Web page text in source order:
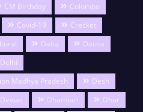
CM Birthday
Colombo
Covid-19
Crecket
Datia
Dausa
Delhi
Madhya Pradesh
Desh
Dewas Dhamtari
Dhar